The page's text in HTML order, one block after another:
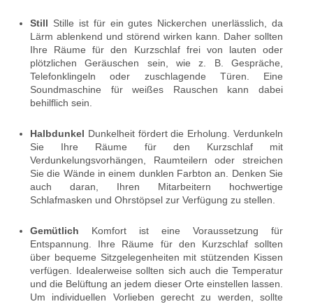
Still Stille ist für ein gutes Nickerchen unerlässlich, da
Lärm ablenkend und störend wirken kann. Daher sollten
Ihre Räume für den Kurzschlaf frei von lauten oder
plötzlichen Geräuschen sein, wie z. B. Gespräche,
Telefonklingeln oder zuschlagende Türen. Eine
Soundmaschine für weißes Rauschen kann dabei
behilflich sein.
Halbdunkel Dunkelheit fördert die Erholung. Verdunkeln
Sie Ihre Räume für den Kurzschlaf mit
Verdunkelungsvorhängen, Raumteilern oder streichen
Sie die Wände in einem dunklen Farbton an. Denken Sie
auch daran, Ihren Mitarbeitern hochwertige
Schlafmasken und Ohrstöpsel zur Verfügung zu stellen.
Gemütlich Komfort ist eine Voraussetzung für
Entspannung. Ihre Räume für den Kurzschlaf sollten
über bequeme Sitzgelegenheiten mit stützenden Kissen
verfügen. Idealerweise sollten sich auch die Temperatur
und die Belüftung an jedem dieser Orte einstellen lassen.
Um individuellen Vorlieben gerecht zu werden, sollte